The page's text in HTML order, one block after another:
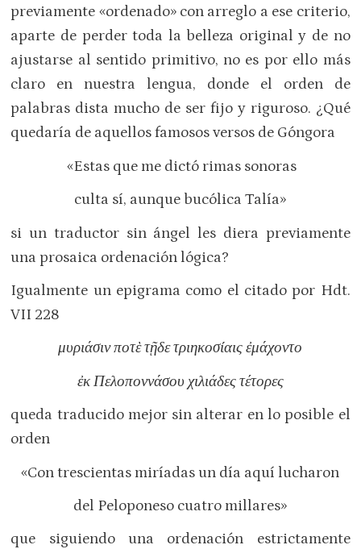
previamente «ordenado» con arreglo a ese criterio,
aparte de perder toda la belleza original y de no
ajustarse al sentido primitivo, no es por ello más
claro en nuestra lengua, donde el orden de
palabras dista mucho de ser fijo y riguroso. ¿Qué
quedaría de aquellos famosos versos de Góngora
«Estas que me dictó rimas sonoras
culta sí, aunque bucólica Talía»
si un traductor sin ángel les diera previamente
una prosaica ordenación lógica?
Igualmente un epigrama como el citado por Hdt.
VII 228
μυριάσιν ποτὲ τῇδε τριηκοσίαις ἐμάχοντο
ἐκ Πελοποννάσου χιλιάδες τέτορες
queda traducido mejor sin alterar en lo posible el
orden
«Con trescientas miríadas un día aquí lucharon
del Peloponeso cuatro millares»
que siguiendo una ordenación estrictamente